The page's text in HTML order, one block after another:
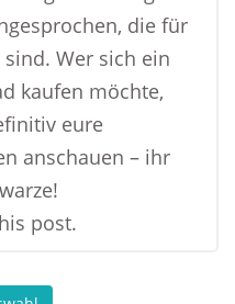
die für
Wer sich ein
kaufen möchte,
eure
anschauen – ihr
post.